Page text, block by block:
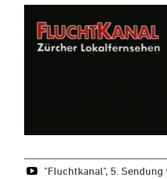
"Fluchtkanal", 5. Sendung